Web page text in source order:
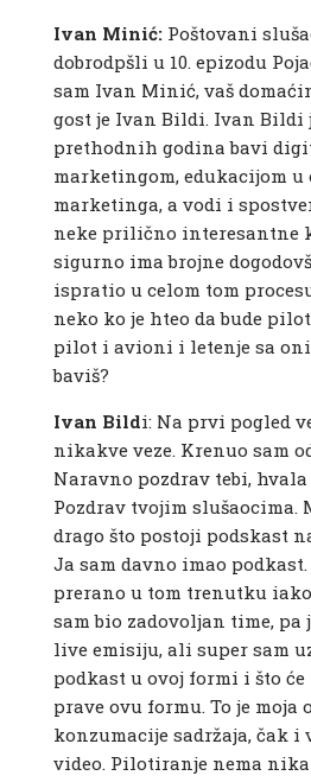
Ivan Minić: Poštovani
dobrodpšli u 10. epizodu
sam Ivan Minić, vaš
gost je Ivan Bildi. Ivan Bildi
prethodnih godina bavi
marketingom, edukacijom
marketinga, a vodi i
neke prilično interesantne
sigurno ima brojne
ispratio u celom tom
neko ko je hteo da bude
pilot i avioni i letenje sa
baviš?
Ivan Bildi: Na prvi pogled
nikakve veze. Krenuo sam
Naravno pozdrav tebi, hvala
Pozdrav tvojim slušaocima.
drago što postoji podskast
Ja sam davno imao
prerano u tom trenutku
sam bio zadovoljan time, pa
live emisiju, ali super sam
podkast u ovoj formi i što
prave ovu formu. To je moja
konzumacije sadržaja, čak i
video. Pilotiranje nema